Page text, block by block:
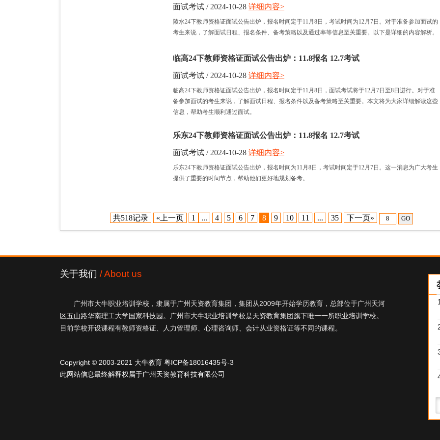
面试考试 / 2024-10-28
陵水24下教师资格证面试公告出炉，报名时间定于11月8日，考试时间为12月7日。对于准备参加面试的
考生来说，了解面试日程、报名条件、备考策略以及通过率等信息至关重要。以下是详细的内容解析。
详细内容>
临高24下教师资格证面试公告出炉：11.8报名 12.7考试
面试考试 / 2024-10-28
临高24下教师资格证面试公告出炉，报名时间定于11月8日，面试考试将于12月7日至8日进行。对于准
备参加面试的考生来说，了解面试日程、报名条件以及备考策略至关重要。本文将为大家详细解读这些
信息，帮助考生顺利通过面试。
详细内容>
乐东24下教师资格证面试公告出炉：11.8报名 12.7考试
面试考试 / 2024-10-28
乐东24下教师资格证面试公告出炉，报名时间为11月8日，考试时间定于12月7日。这一消息为广大考生
提供了重要的时间节点，帮助他们更好地规划备考。
详细内容>
共518记录 «上一页 1 ... 4 5 6 7 8 9 10 11 ... 35 下一页» GO
关于我们 / About us
广州市大牛职业培训学校，隶属于广州天资教育集团，集团从2009年开始学历教育，总部位于广州天河
区五山路华南理工大学国家科技园。广州市大牛职业培训学校是天资教育集团旗下唯一一所职业培训学校。
目前学校开设课程有教师资格证、人力管理师、心理咨询师、会计从业资格证等不同的课程。
Copyright © 2003-2021 大牛教育 粤ICP备18016435号-3
此网站信息最终解释权属于广州天资教育科技有限公司